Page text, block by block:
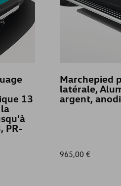
13
PR-
Marchepied
latérale,
argent,
965,00 €